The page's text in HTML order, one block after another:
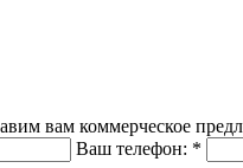
вам коммерческое
Ваш телефон: *